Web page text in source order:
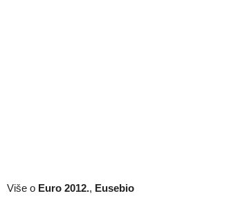
Više o Euro 2012., Eusebio